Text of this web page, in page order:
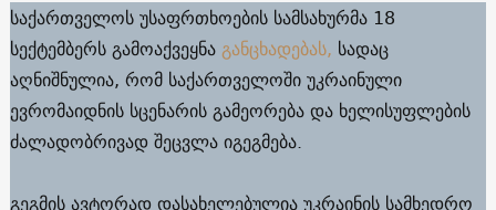
საქართველოს უსაფრთხოების სამსახურმა 18
სექტემბერს გამოაქვეყნაგანცხადებას, სადაც
აღნიშნულია, რომ საქართველოში უკრაინული
ევრომაიდნის სცენარის გამეორება და ხელისუფლების
ძალადობრივად შეცვლა იგეგმება.
გეგმის ავტორად დასახელებულია უკრაინის სამხედრო